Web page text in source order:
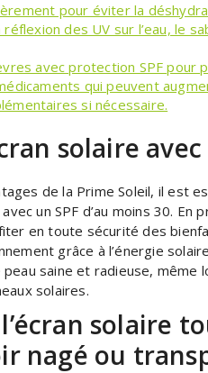
pour éviter la
des UV sur l’eau, le
avec protection SPF
qui peuvent
si nécessaire.
solaire avec
de la Prime Soleil, il est
un SPF d’au moins 30.
en toute sécurité des
grâce à l’énergie
saine et radieuse, même
solaires.
solaire
nagé ou